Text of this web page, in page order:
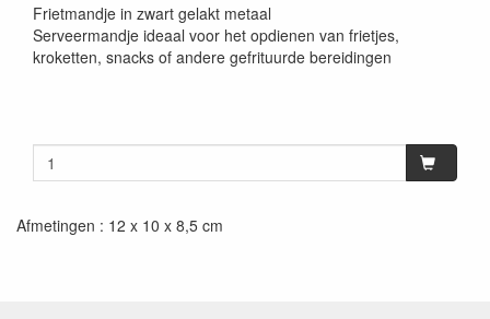
Frietmandje in zwart gelakt metaal
Serveermandje ideaal voor het opdienen van frietjes,
kroketten, snacks of andere gefrituurde bereidingen
Afmetingen : 12 x 10 x 8,5 cm